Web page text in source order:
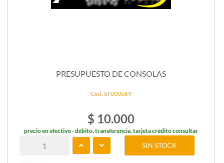
PRESUPUESTO DE CONSOLAS
Cód: ST000069
$ 10.000
precio en efectivo - débito, transferencia, tarjeta crédito consultar
SIN STOCK